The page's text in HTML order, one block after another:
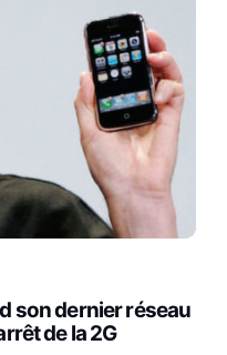
son dernier réseau
de la 2G